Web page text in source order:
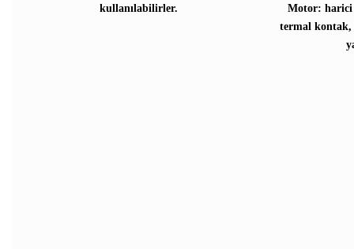
kullanılabilirler.
Motor:
termal kontak,